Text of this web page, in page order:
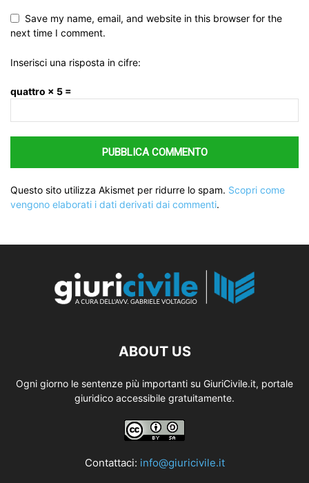
Save my name, email, and website in this browser for the
next time I comment.
Inserisci una risposta in cifre:
quattro × 5 =
Questo sito utilizza Akismet per ridurre lo spam. Scopri come
vengono elaborati i dati derivati dai commenti.
ABOUT US
Ogni giorno le sentenze più importanti su GiuriCivile.it, portale
giuridico accessibile gratuitamente.
Contattaci: info@giuricivile.it